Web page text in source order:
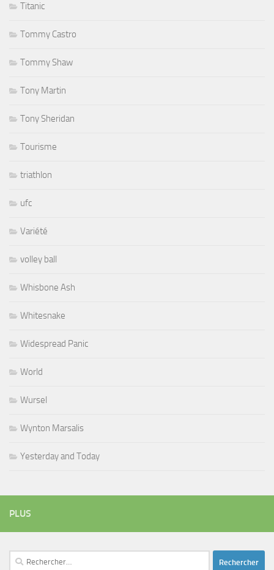
Titanic
Tommy Castro
Tommy Shaw
Tony Martin
Tony Sheridan
Tourisme
triathlon
ufc
Variété
volley ball
Whisbone Ash
Whitesnake
Widespread Panic
World
Wursel
Wynton Marsalis
Yesterday and Today
PLUS
Rechercher :